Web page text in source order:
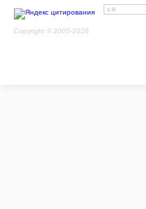
Copyright © 2005-2026